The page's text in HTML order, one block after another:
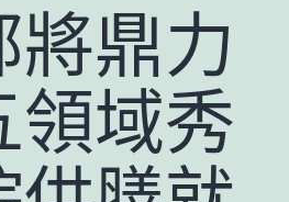
將鼎力
領域秀